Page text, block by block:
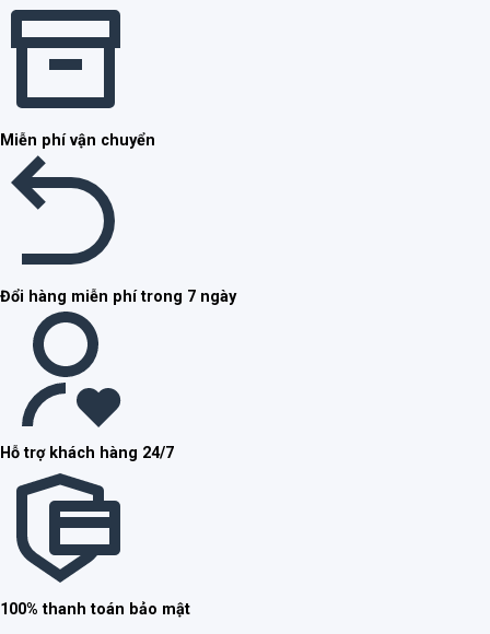
Miễn phí vận chuyển
Đổi hàng miễn phí trong 7 ngày
Hỗ trợ khách hàng 24/7
100% thanh toán bảo mật